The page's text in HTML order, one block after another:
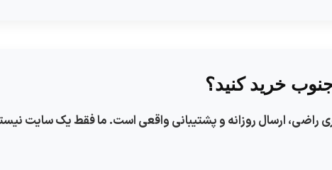
خرید کنید؟
راضی، ارسال روزانه و پشتیبانی واقعی است. ما فقط یک سایت